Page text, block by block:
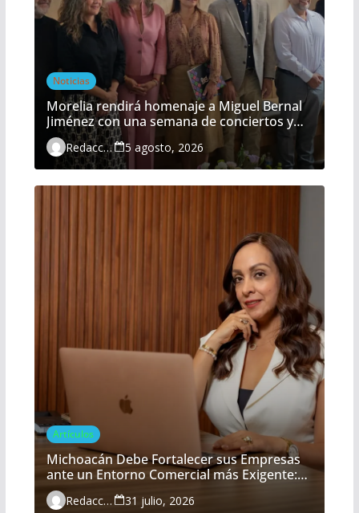
Noticias
Morelia rendirá homenaje a Miguel Bernal
Jiménez con una semana de conciertos y
actividades gratuitas
Redacción 5 agosto, 2026
Artículos
Michoacán Debe Fortalecer sus Empresas
ante un Entorno Comercial más Exigente:
María Belém Morón
Redacción 31 julio, 2026